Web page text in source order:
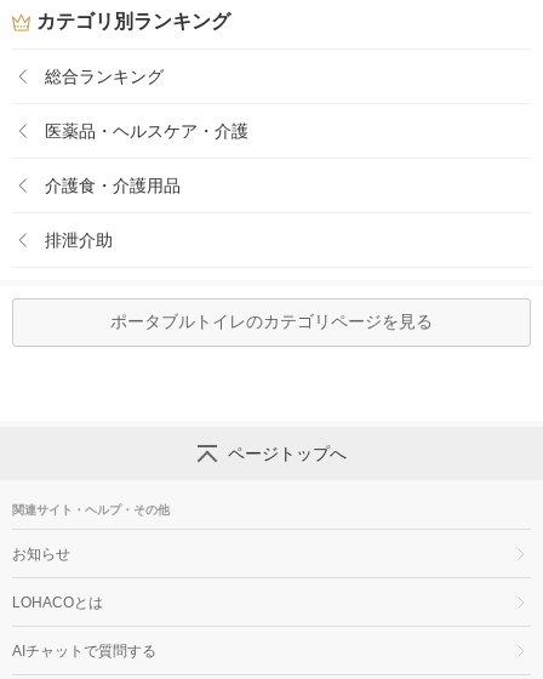
カテゴリ別ランキング
総合ランキング
医薬品・ヘルスケア・介護
介護食・介護用品
排泄介助
ポータブルトイレのカテゴリページを見る
ページトップへ
関連サイト・ヘルプ・その他
お知らせ
LOHACOとは
AIチャットで質問する